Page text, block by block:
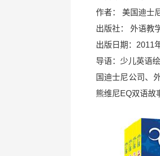
作者： 美国迪士
出版社： 外语教
出版日期：2011
导语：少儿英语
国迪士尼公司、
熊维尼EQ双语故